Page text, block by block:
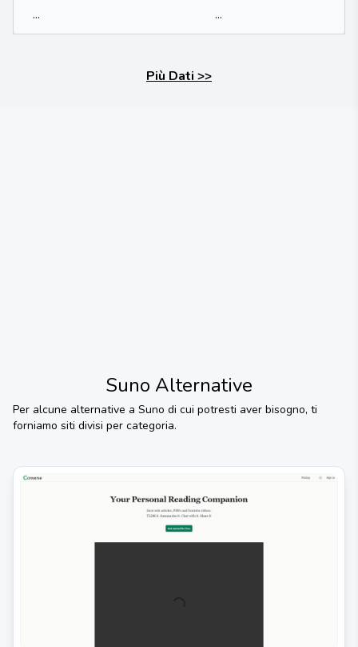
... ...
Più Dati >>
Suno Alternative
Per alcune alternative a Suno di cui potresti aver bisogno, ti
forniamo siti divisi per categoria.